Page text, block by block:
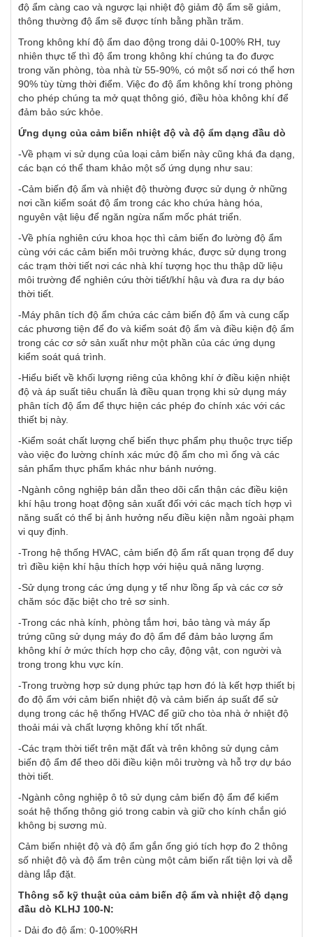
độ ẩm càng cao và ngược lại nhiệt độ giảm độ ẩm sẽ giảm,
thông thường độ ẩm sẽ được tính bằng phần trăm.
Trong không khí độ ẩm dao động trong dải 0-100% RH, tuy
nhiên thực tế thì độ ẩm trong không khí chúng ta đo được
trong văn phòng, tòa nhà từ 55-90%, có một số nơi có thể hơn
90% tùy từng thời điểm. Việc đo độ ẩm không khí trong phòng
cho phép chúng ta mở quạt thông gió, điều hòa không khí để
đảm bảo sức khỏe.
Ứng dụng của cảm biến nhiệt độ và độ ẩm dạng đầu dò
-Về phạm vi sử dụng của loại cảm biến này cũng khá đa dạng,
các bạn có thể tham khảo một số ứng dụng như sau:
-Cảm biến độ ẩm và nhiệt độ thường được sử dụng ở những
nơi cần kiểm soát độ ẩm trong các kho chứa hàng hóa,
nguyên vật liệu để ngăn ngừa nấm mốc phát triển.
-Về phía nghiên cứu khoa học thì cảm biến đo lường độ ẩm
cùng với các cảm biến môi trường khác, được sử dụng trong
các trạm thời tiết nơi các nhà khí tượng học thu thập dữ liệu
môi trường để nghiên cứu thời tiết/khí hậu và đưa ra dự báo
thời tiết.
-Máy phân tích độ ẩm chứa các cảm biến độ ẩm và cung cấp
các phương tiện để đo và kiểm soát độ ẩm và điều kiện độ ẩm
trong các cơ sở sản xuất như một phần của các ứng dụng
kiểm soát quá trình.
-Hiểu biết về khối lượng riêng của không khí ở điều kiện nhiệt
độ và áp suất tiêu chuẩn là điều quan trọng khi sử dụng máy
phân tích độ ẩm để thực hiện các phép đo chính xác với các
thiết bị này.
-Kiểm soát chất lượng chế biến thực phẩm phụ thuộc trực tiếp
vào việc đo lường chính xác mức độ ẩm cho mì ống và các
sản phẩm thực phẩm khác như bánh nướng.
-Ngành công nghiệp bán dẫn theo dõi cẩn thận các điều kiện
khí hậu trong hoạt động sản xuất đối với các mạch tích hợp vì
năng suất có thể bị ảnh hưởng nếu điều kiện nằm ngoài phạm
vi quy định.
-Trong hệ thống HVAC, cảm biến độ ẩm rất quan trọng để duy
trì điều kiện khí hậu thích hợp với hiệu quả năng lượng.
-Sử dụng trong các ứng dụng y tế như lồng ấp và các cơ sở
chăm sóc đặc biệt cho trẻ sơ sinh.
-Trong các nhà kính, phòng tắm hơi, bảo tàng và máy ấp
trứng cũng sử dụng máy đo độ ẩm để đảm bảo lượng ẩm
không khí ở mức thích hợp cho cây, động vật, con người và
trong trong khu vực kín.
-Trong trường hợp sử dụng phức tạp hơn đó là kết hợp thiết bị
đo độ ẩm với cảm biến nhiệt độ và cảm biến áp suất để sử
dụng trong các hệ thống HVAC để giữ cho tòa nhà ở nhiệt độ
thoải mái và chất lượng không khí tốt nhất.
-Các trạm thời tiết trên mặt đất và trên không sử dụng cảm
biến độ ẩm để theo dõi điều kiện môi trường và hỗ trợ dự báo
thời tiết.
-Ngành công nghiệp ô tô sử dụng cảm biến độ ẩm để kiểm
soát hệ thống thông gió trong cabin và giữ cho kính chắn gió
không bị sương mù.
Cảm biến nhiệt độ và độ ẩm gắn ống gió tích hợp đo 2 thông
số nhiệt độ và độ ẩm trên cùng một cảm biến rất tiện lợi và dễ
dàng lắp đặt.
Thông số kỹ thuật của cảm biến độ ẩm và nhiệt độ dạng
đầu dò KLHJ 100-N:
- Dải đo độ ẩm: 0-100%RH